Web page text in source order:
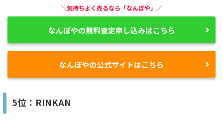
＼気持ちよく売るなら「なんぼや」／
なんぼやの無料査定申し込みはこちら
なんぼやの公式サイトはこちら
5位：RINKAN